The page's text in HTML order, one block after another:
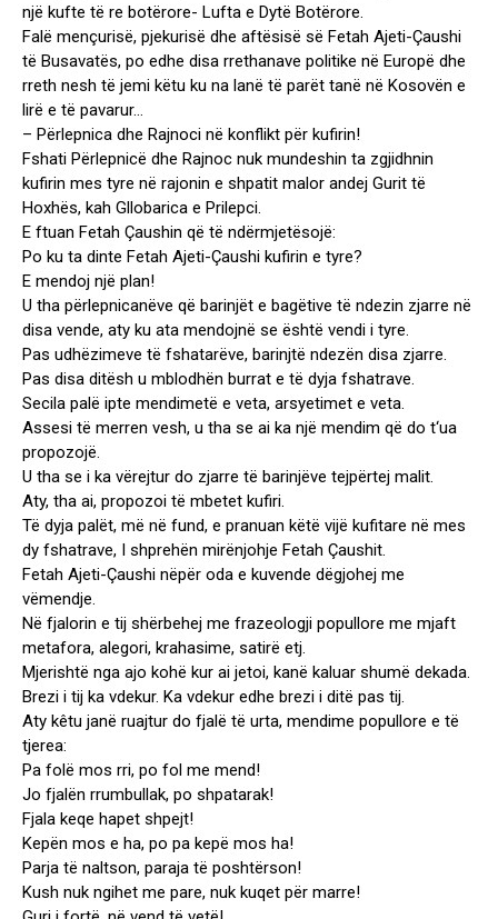
një kufte të re botërore- Lufta e Dytë Botërore.
Falë mençurisë, pjekurisë dhe aftësisë së Fetah Ajeti-Çaushi
të Busavatës, po edhe disa rrethanave politike në Europë dhe
rreth nesh të jemi këtu ku na lanë të parët tanë në Kosovën e
lirë e të pavarur…
– Përlepnica dhe Rajnoci në konflikt për kufirin!
Fshati Përlepnicë dhe Rajnoc nuk mundeshin ta zgjidhnin
kufirin mes tyre në rajonin e shpatit malor andej Gurit të
Hoxhës, kah Gllobarica e Prilepci.
E ftuan Fetah Çaushin që të ndërmjetësojë:
Po ku ta dinte Fetah Ajeti-Çaushi kufirin e tyre?
E mendoj një plan!
U tha përlepnicanëve që barinjët e bagëtive të ndezin zjarre në
disa vende, aty ku ata mendojnë se është vendi i tyre.
Pas udhëzimeve të fshatarëve, barinjtë ndezën disa zjarre.
Pas disa ditësh u mblodhën burrat e të dyja fshatrave.
Secila palë ipte mendimetë e veta, arsyetimet e veta.
Assesi të merren vesh, u tha se ai ka një mendim që do t‘ua
propozojë.
U tha se i ka vërejtur do zjarre të barinjëve tejpërtej malit.
Aty, tha ai, propozoi të mbetet kufiri.
Të dyja palët, më në fund, e pranuan këtë vijë kufitare në mes
dy fshatrave, I shprehën mirënjohje Fetah Çaushit.
Fetah Ajeti-Çaushi nëpër oda e kuvende dëgjohej me
vëmendje.
Në fjalorin e tij shërbehej me frazeologji popullore me mjaft
metafora, alegori, krahasime, satirë etj.
Mjerishtë nga ajo kohë kur ai jetoi, kanë kaluar shumë dekada.
Brezi i tij ka vdekur. Ka vdekur edhe brezi i ditë pas tij.
Aty kêtu janë ruajtur do fjalë të urta, mendime popullore e të
tjerea:
Pa folë mos rri, po fol me mend!
Jo fjalën rrumbullak, po shpatarak!
Fjala keqe hapet shpejt!
Kepën mos e ha, po pa kepë mos ha!
Parja të naltson, paraja të poshtërson!
Kush nuk ngihet me pare, nuk kuqet për marre!